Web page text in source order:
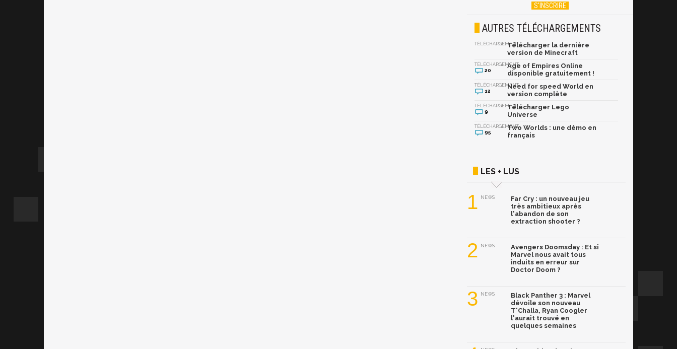
AUTRES TÉLÉCHARGEMENTS
TÉLÉCHARGEMENTTélécharger la dernière
version de Minecraft
TÉLÉCHARGEMENT
20
Age of Empires Online
disponible gratuitement !
TÉLÉCHARGEMENT
12
Need for speed World en
version complète
TÉLÉCHARGEMENT
9
Télécharger Lego
Universe
TÉLÉCHARGEMENT
95
Two Worlds : une démo en
français
LES + LUS
1 NEWS
Far Cry : un nouveau jeu
très ambitieux après
l'abandon de son
extraction shooter ?
2 NEWS
Avengers Doomsday : Et si
Marvel nous avait tous
induits en erreur sur
Doctor Doom ?
3 NEWS
Black Panther 3 : Marvel
dévoile son nouveau
T'Challa, Ryan Coogler
l'aurait trouvé en
quelques semaines